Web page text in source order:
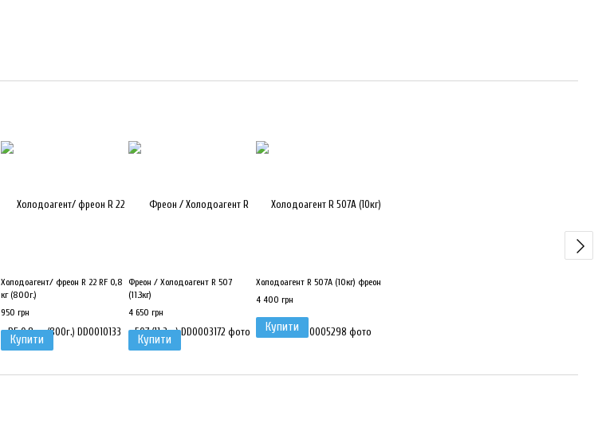
Холодоагент/ фреон R 22 RF 0,8
кг (800г.)
950 грн
Купити
Фреон / Холодоагент R 507
(11.3кг)
4 650 грн
Купити
Холодоагент R 507А (10кг) фреон
4 400 грн
Купити